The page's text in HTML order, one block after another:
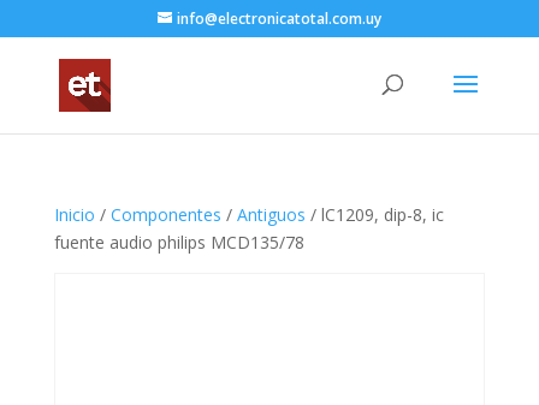
info@electronicatotal.com.uy
Inicio / Componentes / Antiguos / lC1209, dip-8, ic
fuente audio philips MCD135/78